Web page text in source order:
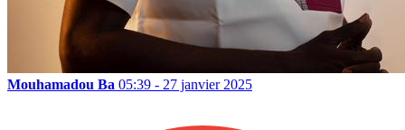
Mouhamadou Ba 05:39 - 27 janvier 2025